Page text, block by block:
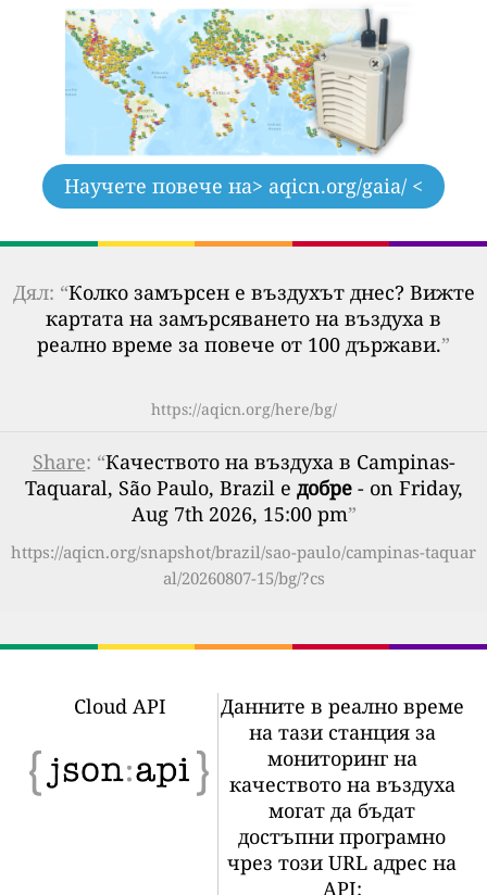
Научете повече на> aqicn.org/gaia/ <
Дял: “Колко замърсен е въздухът днес? Вижте
картата на замърсяването на въздуха в
реално време за повече от 100 държави.”
https://aqicn.org/here/bg/
Share: “Качеството на въздуха в Campinas-
Taquaral, São Paulo, Brazil е добре- on Friday,
Aug 7th 2026, 15:00 pm”
https://aqicn.org/snapshot/brazil/sao-paulo/campinas-taquar
al/20260807-15/bg/?cs
Cloud API
Данните в реално време
на тази станция за
мониторинг на
качеството на въздуха
могат да бъдат
достъпни програмно
чрез този URL адрес на
API: